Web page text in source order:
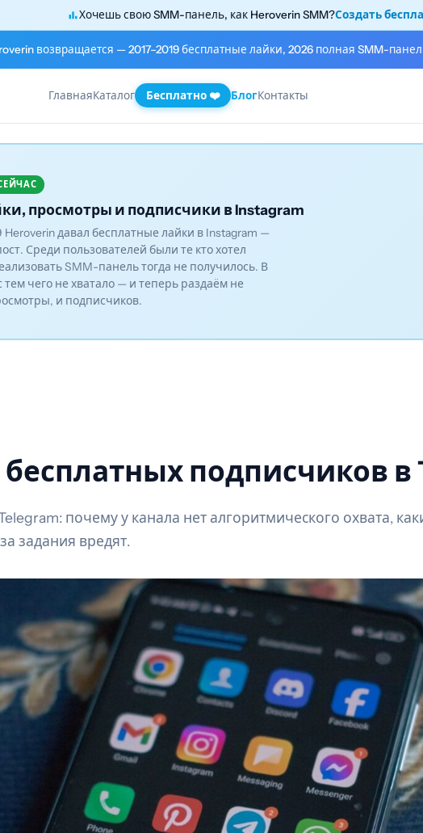
Хочешь свою SMM-панель, как Heroverin SMM?Создать
возвращается — 2017–2019 бесплатные лайки, 2026 полная SMM-
ГлавнаяКаталог Бесплатно ❤️ БлогКонтакты
просмотры и подписчики в Instagram
Heroverin давал бесплатные лайки в Instagram —
Среди пользователей были те кто хотел
SMM-панель тогда не получилось. В
чего не хватало — и теперь раздаём не
и подписчиков.
подписчиков в
почему у канала нет алгоритмического охвата,
задания вредят.